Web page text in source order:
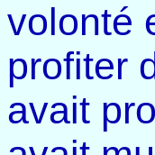
volonté
profiter
avait